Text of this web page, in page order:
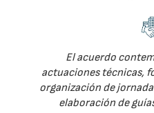
El acuerdo
actuaciones técnicas,
organización de
elaboración de